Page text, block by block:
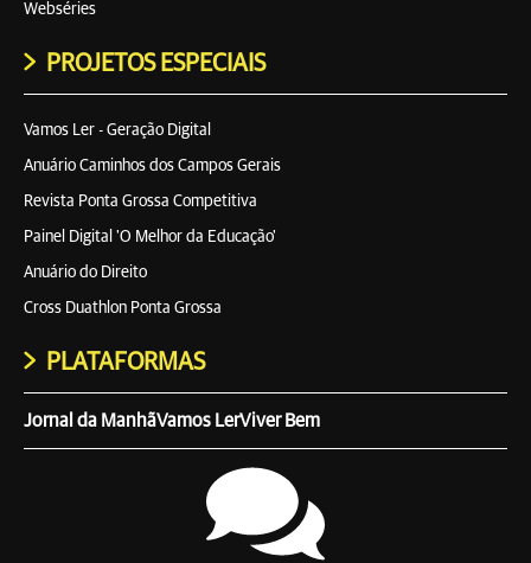
Webséries
PROJETOS ESPECIAIS
Vamos Ler - Geração Digital
Anuário Caminhos dos Campos Gerais
Revista Ponta Grossa Competitiva
Painel Digital 'O Melhor da Educação'
Anuário do Direito
Cross Duathlon Ponta Grossa
PLATAFORMAS
Jornal da ManhãVamos LerViver Bem